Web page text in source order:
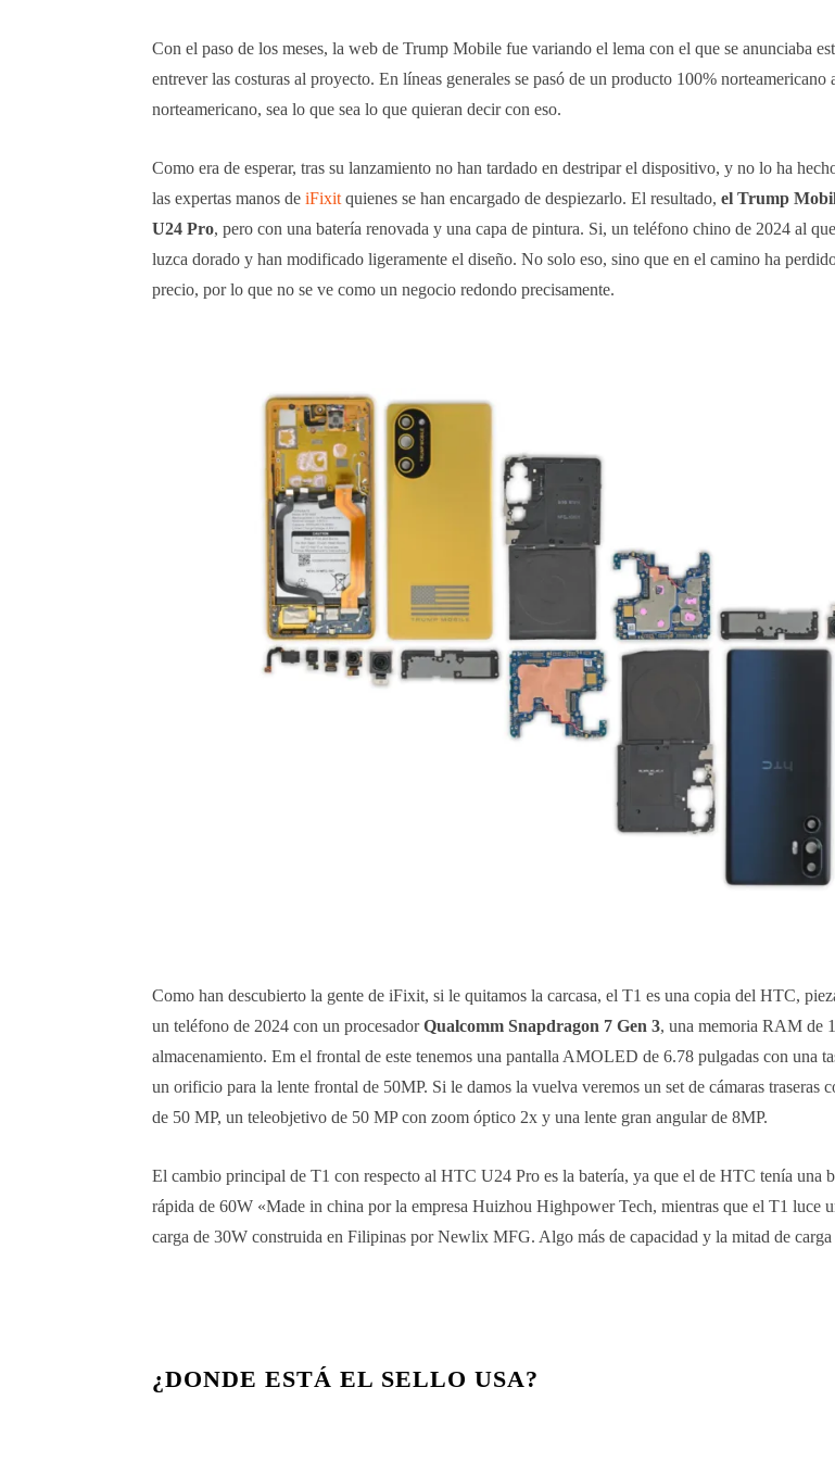
Con el paso de los meses, la web de Trump Mobile fue variando el lema con el que se anunciaba
entrever las costuras al proyecto. En líneas generales se pasó de un producto 100%
norteamericano, sea lo que sea lo que quieran decir con eso.
Como era de esperar, tras su lanzamiento no han tardado en destripar el dispositivo, y no lo ha
las expertas manos de iFixit quienes se han encargado de despiezarlo. El resultado, el Trump
U24 Pro, pero con una batería renovada y una capa de pintura. Si, un teléfono chino de 2024 al
luzca dorado y han modificado ligeramente el diseño. No solo eso, sino que en el camino ha
precio, por lo que no se ve como un negocio redondo precisamente.
Como han descubierto la gente de iFixit, si le quitamos la carcasa, el T1 es una copia del HTC,
un teléfono de 2024 con un procesadorQualcomm Snapdragon 7 Gen 3, una memoria RAM de
almacenamiento. Em el frontal de este tenemos una pantalla AMOLED de 6.78 pulgadas con una
un orificio para la lente frontal de 50MP. Si le damos la vuelva veremos un set de cámaras traseras
de 50 MP, un teleobjetivo de 50 MP con zoom óptico 2x y una lente gran angular de 8MP.
El cambio principal de T1 con respecto al HTC U24 Pro es la batería, ya que el de HTC tenía una
rápida de 60W «Made in china por la empresa Huizhou Highpower Tech, mientras que el T1 luce
carga de 30W construida en Filipinas por Newlix MFG. Algo más de capacidad y la mitad de carga
¿DONDE ESTÁ EL SELLO USA?